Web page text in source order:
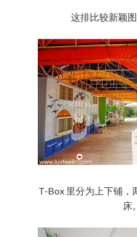
这排比较新颖
T-Box 里分为上下铺，
床。